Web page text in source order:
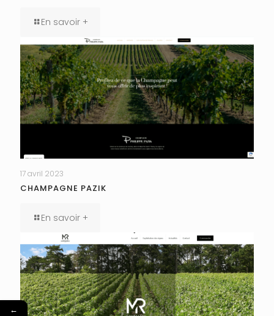
En savoir +
17 avril 2023
CHAMPAGNE PAZIK
En savoir +
←